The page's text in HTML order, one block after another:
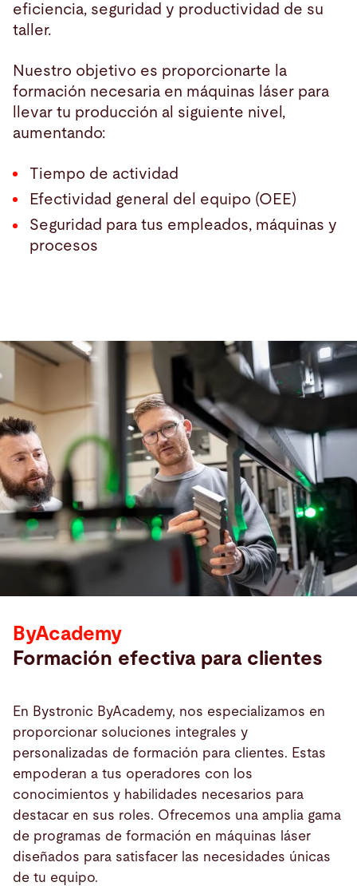
eficiencia, seguridad y productividad de su
taller.
Nuestro objetivo es proporcionarte la
formación necesaria en máquinas láser para
llevar tu producción al siguiente nivel,
aumentando:
Tiempo de actividad
Efectividad general del equipo (OEE)
Seguridad para tus empleados, máquinas y
procesos
ByAcademy
Formación efectiva para clientes
En Bystronic ByAcademy, nos especializamos en
proporcionar soluciones integrales y
personalizadas de formación para clientes. Estas
empoderan a tus operadores con los
conocimientos y habilidades necesarios para
destacar en sus roles. Ofrecemos una amplia gama
de programas de formación en máquinas láser
diseñados para satisfacer las necesidades únicas
de tu equipo.